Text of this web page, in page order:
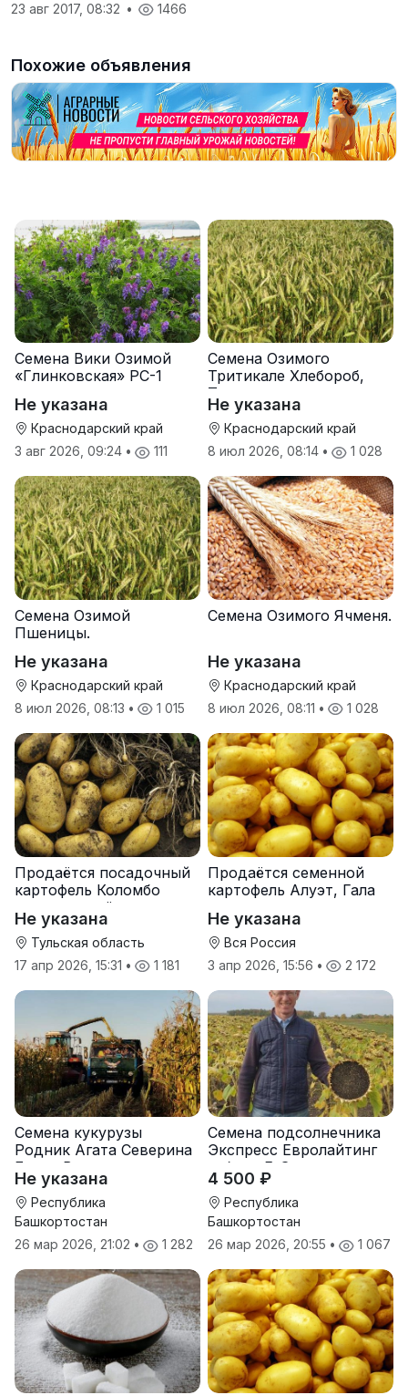
23 авг 2017, 08:32 • 1466
Похожие объявления
Семена Вики Озимой
«Глинковская» РС-1
Не указана
Краснодарский край
3 авг 2026, 09:24 • 111
Семена Озимого
Тритикале Хлебороб,
Тихон
Не указана
Краснодарский край
8 июл 2026, 08:14 • 1 028
Семена Озимой
Пшеницы.
Не указана
Краснодарский край
8 июл 2026, 08:13 • 1 015
Семена Озимого Ячменя.
Не указана
Краснодарский край
8 июл 2026, 08:11 • 1 028
Продаётся посадочный
картофель Коломбо
оптом от трёх тонн
Не указана
Тульская область
17 апр 2026, 15:31 • 1 181
Продаётся семенной
картофель Алуэт, Гала
Не указана
Вся Россия
3 апр 2026, 15:56 • 2 172
Семена кукурузы
Родник Агата Северина
Берта Вилора
Прохладненский Дарина
Росс Машук Катерина
Не указана
Республика
Башкортостан
26 мар 2026, 21:02 • 1 282
Семена подсолнечника
Экспресс Евролайтинг
гибрид F-G+
4 500 ₽
Республика
Башкортостан
26 мар 2026, 20:55 • 1 067